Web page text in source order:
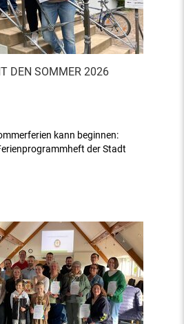
DEN SOMMER 2026
kann beginnen:
der Stadt